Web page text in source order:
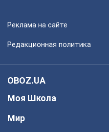
Реклама на сайте
Редакционная политика
OBOZ.UA
Моя Школа
Мир